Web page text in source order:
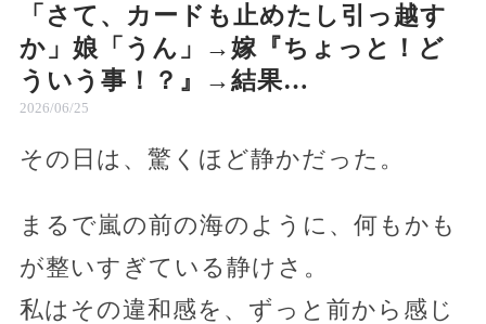
「さて、カードも止めたし引っ越す
か」娘「うん」→嫁『ちょっと！ど
ういう事！？』→結果…
2026/06/25
その日は、驚くほど静かだった。
まるで嵐の前の海のように、何もかも
が整いすぎている静けさ。
私はその違和感を、ずっと前から感じ